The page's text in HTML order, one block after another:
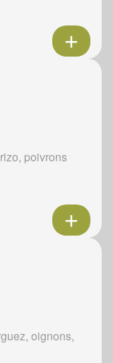
poivrons
oignons,